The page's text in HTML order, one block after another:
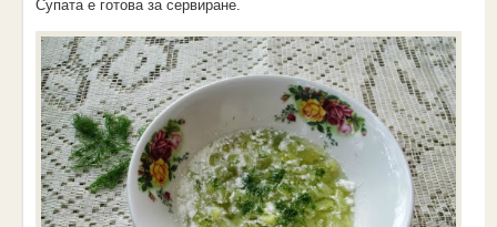
Супата е готова за сервиране.